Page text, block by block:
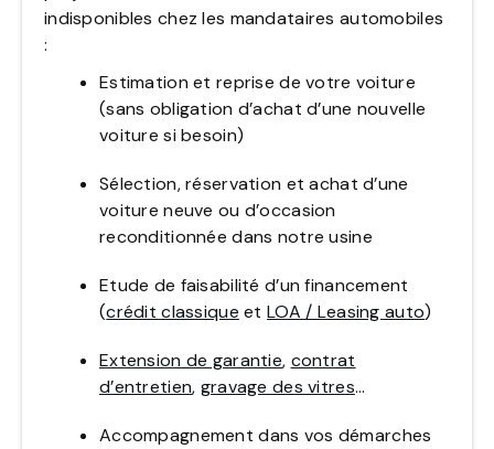
indisponibles chez les mandataires automobiles
:
Estimation et reprise de votre voiture
(sans obligation d’achat d’une nouvelle
voiture si besoin)
Sélection, réservation et achat d’une
voiture neuve ou d’occasion
reconditionnée dans notre usine
Etude de faisabilité d’un financement
(crédit classique etLOA / Leasing auto)
Extension de garantie, contrat
d’entretien, gravage des vitres…
Accompagnement dans vos démarches